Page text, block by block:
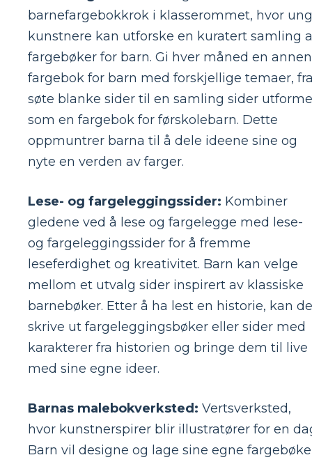
barnefargebokkrok i klasserommet, hvor
kunstnere kan utforske en kuratert samling
fargebøker for barn. Gi hver måned en annen
fargebok for barn med forskjellige temaer,
søte blanke sider til en samling sider
som en fargebok for førskolebarn. Dette
oppmuntrer barna til å dele ideene sine og
nyte en verden av farger.
Lese- og fargeleggingssider: Kombiner
gledene ved å lese og fargelegge med lese-
og fargeleggingssider for å fremme
leseferdighet og kreativitet. Barn kan velge
mellom et utvalg sider inspirert av klassiske
barnebøker. Etter å ha lest en historie, kan de
skrive ut fargeleggingsbøker eller sider med
karakterer fra historien og bringe dem til live
med sine egne ideer.
Barnas malebokverksted: Vertsverksted,
hvor kunstnerspirer blir illustratører for en
Barn vil designe og lage sine egne